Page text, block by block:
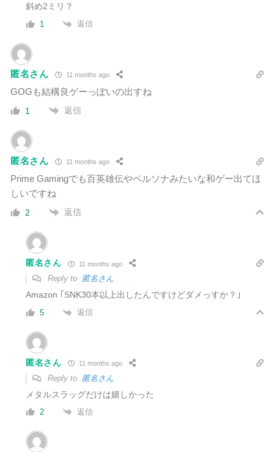
斜め2ミリ？
1 返信
匿名さん 11 months ago
GOGも結構良ゲーっぽいの出すね
1 返信
匿名さん 11 months ago
Prime Gamingでも百英雄伝やペルソナみたいな和ゲー出てほ
しいですね
2 返信
匿名さん 11 months ago
Reply to 匿名さん
Amazon ｢SNK30本以上出したんですけどダメっすか？｣
5 返信
匿名さん 11 months ago
Reply to 匿名さん
メタルスラッグだけは嬉しかった
2 返信